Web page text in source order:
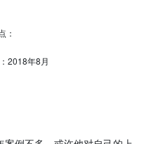
：
2018年8月